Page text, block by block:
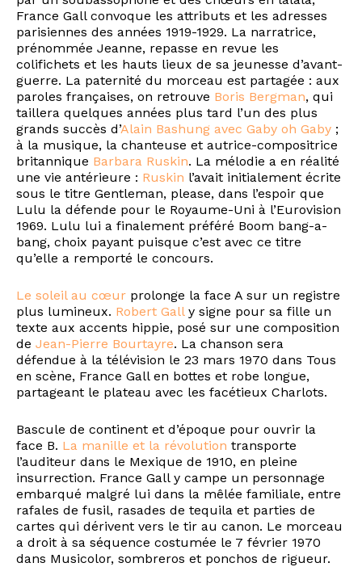
France Gall convoque les attributs et les adresses
parisiennes des années 1919-1929. La narratrice,
prénommée Jeanne, repasse en revue les
colifichets et les hauts lieux de sa jeunesse d’avant-
guerre. La paternité du morceau est partagée : aux
paroles françaises, on retrouve Boris Bergman, qui
taillera quelques années plus tard l’un des plus
grands succès d’Alain Bashung avec Gaby oh Gaby ;
à la musique, la chanteuse et autrice-compositrice
britannique Barbara Ruskin. La mélodie a en réalité
une vie antérieure : Ruskin l’avait initialement écrite
sous le titre Gentleman, please, dans l’espoir que
Lulu la défende pour le Royaume-Uni à l’Eurovision
1969. Lulu lui a finalement préféré Boom bang-a-
bang, choix payant puisque c’est avec ce titre
qu’elle a remporté le concours.
Le soleil au cœur prolonge la face A sur un registre
plus lumineux. Robert Gally signe pour sa fille un
texte aux accents hippie, posé sur une composition
de Jean-Pierre Bourtayre. La chanson sera
défendue à la télévision le 23 mars 1970 dans Tous
en scène, France Gall en bottes et robe longue,
partageant le plateau avec les facétieux Charlots.
Bascule de continent et d’époque pour ouvrir la
face B. La manille et la révolution transporte
l’auditeur dans le Mexique de 1910, en pleine
insurrection. France Gall y campe un personnage
embarqué malgré lui dans la mêlée familiale, entre
rafales de fusil, rasades de tequila et parties de
cartes qui dérivent vers le tir au canon. Le morceau
a droit à sa séquence costumée le 7 février 1970
dans Musicolor, sombreros et ponchos de rigueur.